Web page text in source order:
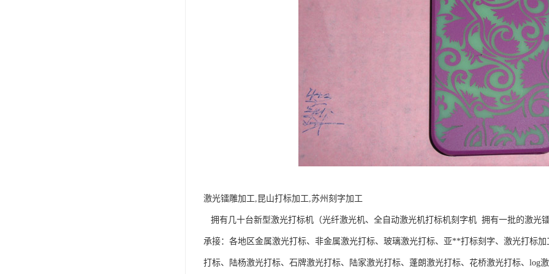
激光镭雕加工,昆山打标加工,苏州刻字加工
拥有几十台新型激光打标机（光纤激光机、全自动激光机打标机刻字机 拥有一批的激光
承接：各地区金属激光打标、非金属激光打标、玻璃激光打标、亚**打标刻字、激光打标
打标、陆杨激光打标、石牌激光打标、陆家激光打标、蓬朗激光打标、花桥激光打标、log